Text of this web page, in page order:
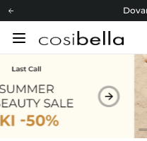
Cosibella